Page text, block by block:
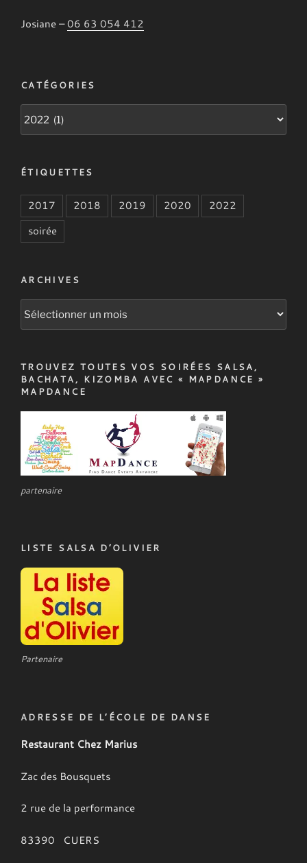
Josiane –06 63 054 412
CATÉGORIES
Catégories
ÉTIQUETTES
2017 2018 2019 2020
2022
soirée
ARCHIVES
Archives
TROUVEZ TOUTES VOS SOIRÉES SALSA,
BACHATA, KIZOMBA AVEC « MAPDANCE »
MAPDANCE
partenaire
LISTE SALSA D’OLIVIER
Partenaire
ADRESSE DE L’ÉCOLE DE DANSE
Restaurant Chez Marius
Zac des Bousquets
2 rue de la performance
83390 CUERS